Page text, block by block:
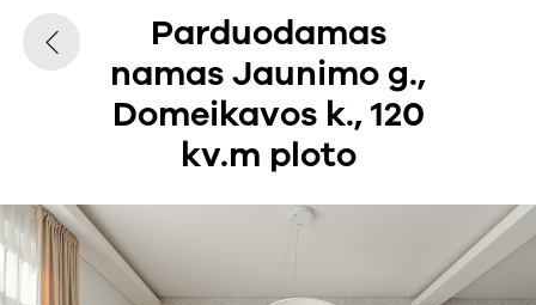
Parduodamas
namas Jaunimo g.,
Domeikavos k., 120
kv.m ploto